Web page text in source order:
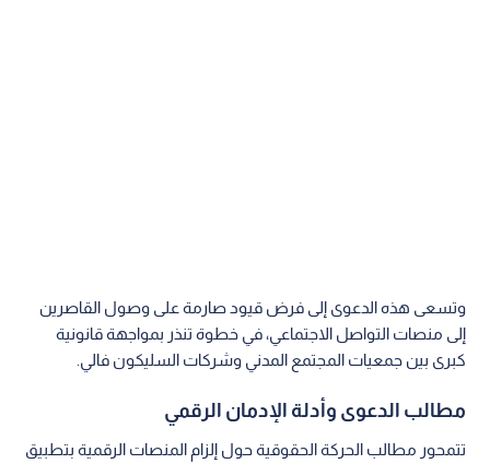
وتسعى هذه الدعوى إلى فرض قيود صارمة على وصول القاصرين
إلى منصات التواصل الاجتماعي، في خطوة تنذر بمواجهة قانونية
كبرى بين جمعيات المجتمع المدني وشركات السليكون فالي.
مطالب الدعوى وأدلة الإدمان الرقمي
تتمحور مطالب الحركة الحقوقية حول إلزام المنصات الرقمية بتطبيق